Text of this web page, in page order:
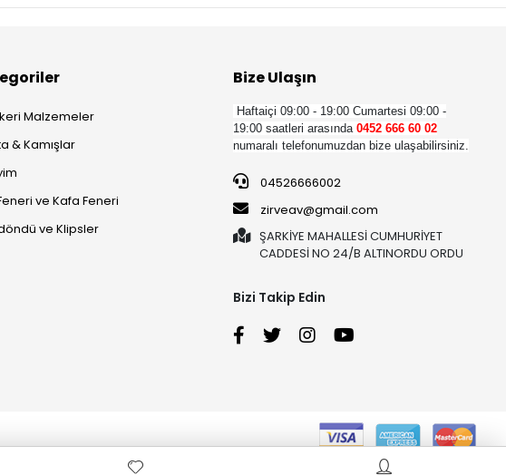
Malzemeler
& Kamışlar
ve Kafa Feneri
ve Klipsler
Bize Ulaşın
Haftaiçi 09:00 - 19:00Cumartesi 09:00 -
19:00 saatleri arasında0452 666 60 02
numaralı telefonumuzdan bize ulaşabilirsiniz.
04526666002
zirveav@gmail.com
ŞARKİYE MAHALLESİ CUMHURİYET
CADDESİ NO 24/B ALTINORDU ORDU
Bizi Takip Edin